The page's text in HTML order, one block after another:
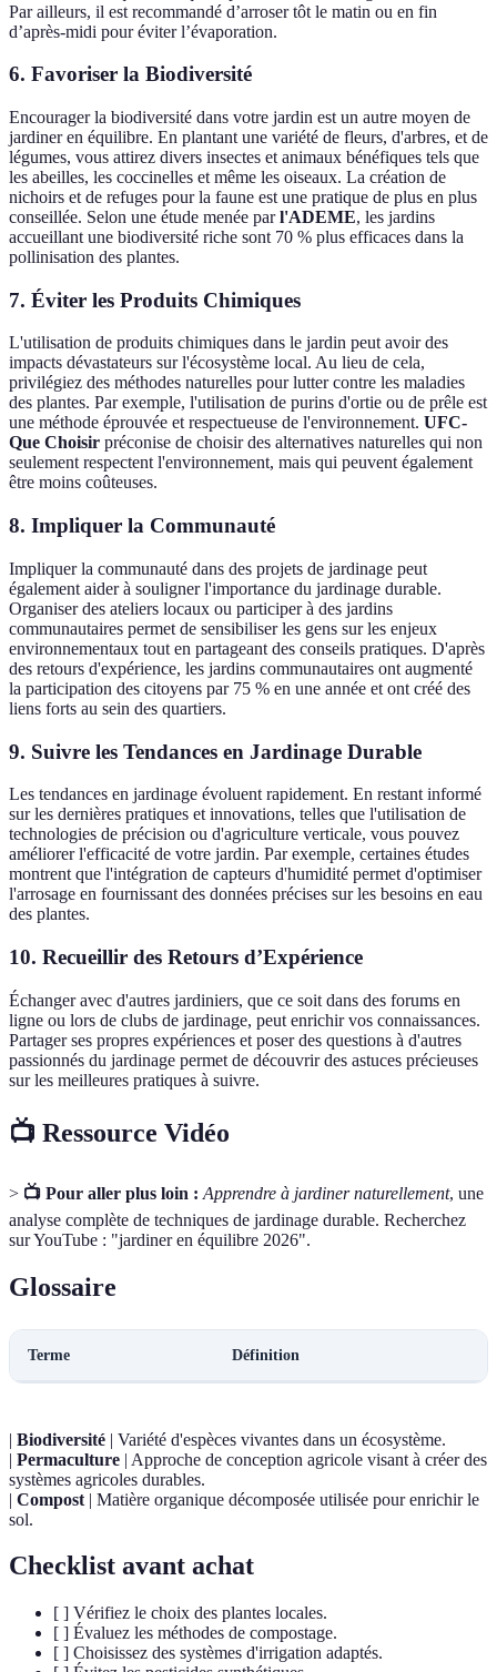
Par ailleurs, il est recommandé d’arroser tôt le matin ou en fin
d’après-midi pour éviter l’évaporation.
6. Favoriser la Biodiversité
Encourager la biodiversité dans votre jardin est un autre moyen de
jardiner en équilibre. En plantant une variété de fleurs, d'arbres, et de
légumes, vous attirez divers insectes et animaux bénéfiques tels que
les abeilles, les coccinelles et même les oiseaux. La création de
nichoirs et de refuges pour la faune est une pratique de plus en plus
conseillée. Selon une étude menée parl'ADEME, les jardins
accueillant une biodiversité riche sont 70 % plus efficaces dans la
pollinisation des plantes.
7. Éviter les Produits Chimiques
L'utilisation de produits chimiques dans le jardin peut avoir des
impacts dévastateurs sur l'écosystème local. Au lieu de cela,
privilégiez des méthodes naturelles pour lutter contre les maladies
des plantes. Par exemple, l'utilisation de purins d'ortie ou de prêle est
une méthode éprouvée et respectueuse de l'environnement. UFC-
Que Choisir préconise de choisir des alternatives naturelles qui non
seulement respectent l'environnement, mais qui peuvent également
être moins coûteuses.
8. Impliquer la Communauté
Impliquer la communauté dans des projets de jardinage peut
également aider à souligner l'importance du jardinage durable.
Organiser des ateliers locaux ou participer à des jardins
communautaires permet de sensibiliser les gens sur les enjeux
environnementaux tout en partageant des conseils pratiques. D'après
des retours d'expérience, les jardins communautaires ont augmenté
la participation des citoyens par 75 % en une année et ont créé des
liens forts au sein des quartiers.
9. Suivre les Tendances en Jardinage Durable
Les tendances en jardinage évoluent rapidement. En restant informé
sur les dernières pratiques et innovations, telles que l'utilisation de
technologies de précision ou d'agriculture verticale, vous pouvez
améliorer l'efficacité de votre jardin. Par exemple, certaines études
montrent que l'intégration de capteurs d'humidité permet d'optimiser
l'arrosage en fournissant des données précises sur les besoins en eau
des plantes.
10. Recueillir des Retours d’Expérience
Échanger avec d'autres jardiniers, que ce soit dans des forums en
ligne ou lors de clubs de jardinage, peut enrichir vos connaissances.
Partager ses propres expériences et poser des questions à d'autres
passionnés du jardinage permet de découvrir des astuces précieuses
sur les meilleures pratiques à suivre.
📺 Ressource Vidéo
> 📺 Pour aller plus loin : Apprendre à jardiner naturellement, une
analyse complète de techniques de jardinage durable. Recherchez
sur YouTube : "jardiner en équilibre 2026".
Glossaire
Terme Définition
| Biodiversité | Variété d'espèces vivantes dans un écosystème.
| Permaculture | Approche de conception agricole visant à créer des
systèmes agricoles durables.
| Compost | Matière organique décomposée utilisée pour enrichir le
sol.
Checklist avant achat
[ ] Vérifiez le choix des plantes locales.
[ ] Évaluez les méthodes de compostage.
[ ] Choisissez des systèmes d'irrigation adaptés.